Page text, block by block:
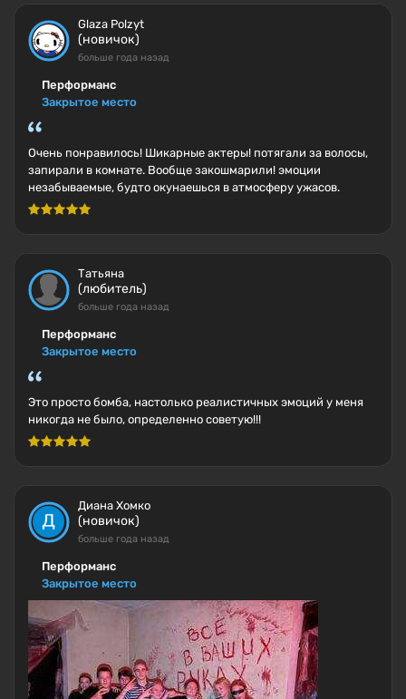
Glaza Polzyt
(новичок)
больше года назад
Перформанс
Закрытое место
Очень понравилось! Шикарные актеры! потягали за волосы,
запирали в комнате. Вообще закошмарили! эмоции
незабываемые, будто окунаешься в атмосферу ужасов.
Татьяна
(любитель)
больше года назад
Перформанс
Закрытое место
Это просто бомба, настолько реалистичных эмоций у меня
никогда не было, определенно советую!!!
Диана Хомко
(новичок)
больше года назад
Перформанс
Закрытое место